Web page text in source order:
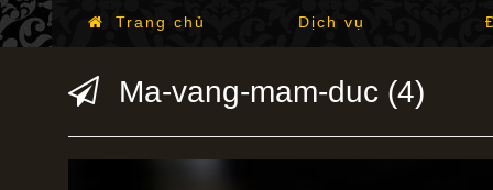
Trang chủ Dịch vụ
Ma-vang-mam-duc (4)